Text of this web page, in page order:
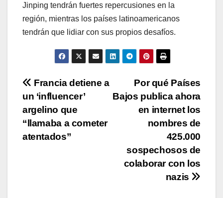
Jinping tendrán fuertes repercusiones en la
región, mientras los países latinoamericanos
tendrán que lidiar con sus propios desafíos.
Navegación
de
entradas
Por qué Países
Bajos publica ahora
en internet los
nombres de
425.000
sospechosos de
colaborar con los
nazis
Francia detiene a
un ‘influencer’
argelino que
“llamaba a cometer
atentados”